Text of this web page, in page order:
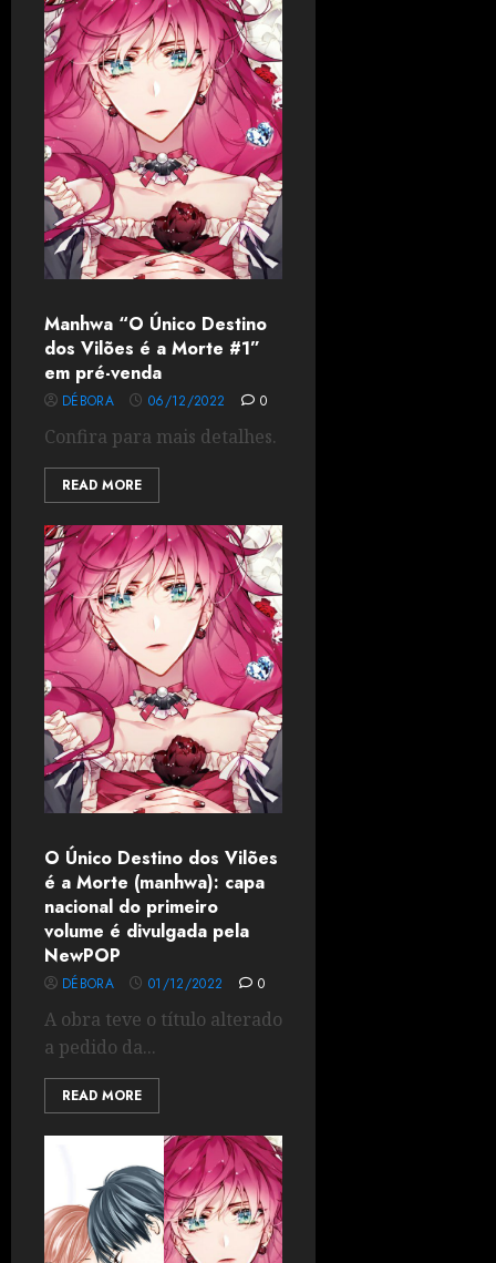
Manhwa “O Único Destino
dos Vilões é a Morte #1”
em pré-venda
DÉBORA 06/12/2022 0
Confira para mais detalhes.
READ MORE
O Único Destino dos Vilões
é a Morte (manhwa): capa
nacional do primeiro
volume é divulgada pela
NewPOP
DÉBORA 01/12/2022 0
A obra teve o título alterado
a pedido da...
READ MORE